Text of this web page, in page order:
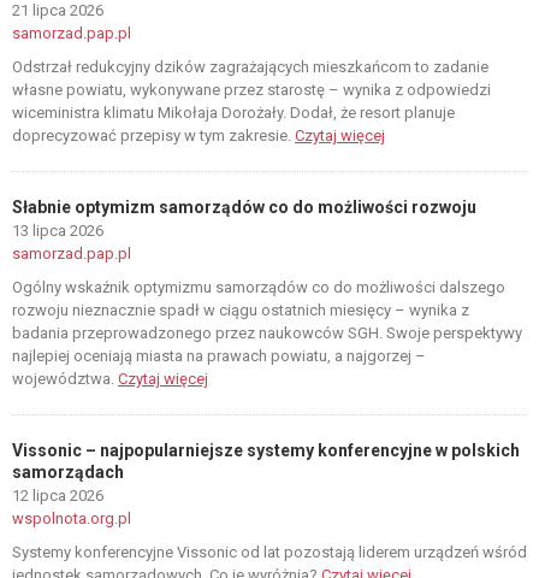
21 lipca 2026
samorzad.pap.pl
Odstrzał redukcyjny dzików zagrażających mieszkańcom to zadanie
własne powiatu, wykonywane przez starostę – wynika z odpowiedzi
wiceministra klimatu Mikołaja Dorożały. Dodał, że resort planuje
doprecyzować przepisy w tym zakresie. Czytaj więcej
Słabnie optymizm samorządów co do możliwości rozwoju
13 lipca 2026
samorzad.pap.pl
Ogólny wskaźnik optymizmu samorządów co do możliwości dalszego
rozwoju nieznacznie spadł w ciągu ostatnich miesięcy – wynika z
badania przeprowadzonego przez naukowców SGH. Swoje perspektywy
najlepiej oceniają miasta na prawach powiatu, a najgorzej –
województwa. Czytaj więcej
Vissonic – najpopularniejsze systemy konferencyjne w polskich
samorządach
12 lipca 2026
wspolnota.org.pl
Systemy konferencyjne Vissonic od lat pozostają liderem urządzeń wśród